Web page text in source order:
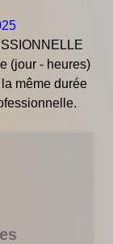
(jour - heures)
même durée